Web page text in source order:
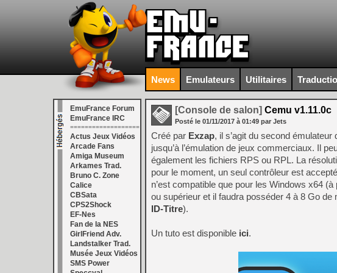
News Emulateurs Utilitaires
EmuFrance Forum
EmuFrance IRC
===================
Actus Jeux Vidéos
Arcade Fans
Amiga Museum
Arkames Trad.
Bruno C. Zone
Calice
CBSata
CPS2Shock
EF-Nes
Fan de la NES
GirlFriend Adv.
Landstalker Trad.
Musée Jeux Vidéos
SMS Power
[Console de salon] Cemu v1.11.0c
Posté le 01/11/2017 à 01:49 par Jets
Créé par Exzap, il s’agit du second
jusqu’à l’émulation de jeux commerciaux. Il
également les fichiers RPS ou RPL. La
pour le moment, un seul contrôleur est
n’est compatible que pour les Windows x64
ou supérieur et il faudra posséder 4 à 8 Go
ID-Titre).
Un tuto est disponible ici.